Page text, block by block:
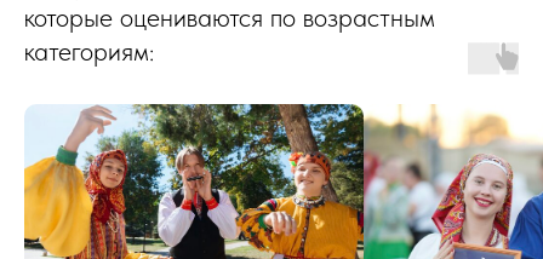
которые оцениваются по возрастным
категориям: